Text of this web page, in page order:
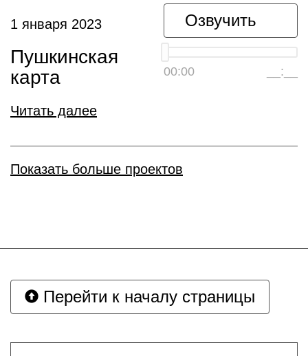
Озвучить
00:00 __:__
1 января 2023
Пушкинская
карта
Читать далее
Показать больше проектов
Перейти к началу страницы